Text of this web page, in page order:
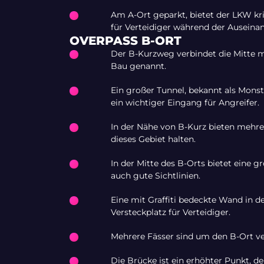
Am A-Ort geparkt, bietet der LKW
für Verteidiger während der
OVERPASS B-ORT
Der B-Kurzweg verbindet die Mitte
Bau genannt.
Ein großer Tunnel, bekannt als
ein wichtiger Eingang für Angreifer.
In der Nähe von B-Kurz bieten
dieses Gebiet halten.
In der Mitte des B-Orts bietet eine
auch gute Sichtlinien.
Eine mit Graffiti bedeckte Wand in
Versteckplatz für Verteidiger.
Mehrere Fässer sind um den B-Ort
Die Brücke ist ein erhöhter Punkt,